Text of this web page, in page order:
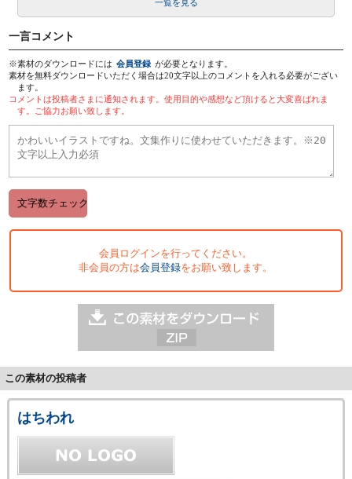
一覧を見る
一言コメント
※素材のダウンロードには 会員登録 が必要となります。
素材を無料ダウンロードいただく場合は20文字以上のコメントを入れる必要がござい
ます。
コメントは投稿者さまに通知されます。使用目的や感想など頂けると大変喜ばれま
す。ご協力お願い致します。
会員ログインを行ってください。
非会員の方は会員登録をお願い致します。
この素材の投稿者
はちわれ